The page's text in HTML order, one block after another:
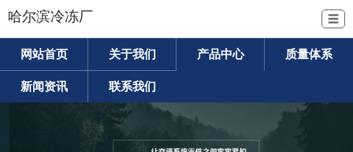
哈尔滨冷冻厂 ☰
网站首页 关于我们 产品中心 质量体系
新闻资讯 联系我们